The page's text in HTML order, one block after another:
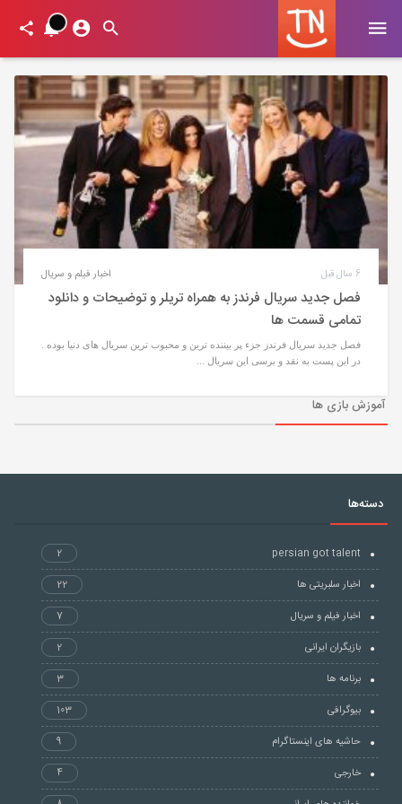
اخبار فیلم و سریال 6 سال قبل
فصل جدید سریال فرندز به همراه تریلر و توضیحات و دانلود
تمامی قسمت ها
فصل جدید سریال فرندز جزء پر بیننده ترین و محبوب ترین سریال های دنیا بوده .
در این پست به نقد و برسی این سریال ...
آموزش بازی ها
دسته‌ها
persian got talent
2
اخبار سلبریتی ها
22
اخبار فیلم و سریال
7
بازیگران ایرانی
2
برنامه ها
3
بیوگرافی
103
حاشیه های اینستاگرام
9
خارجی
4